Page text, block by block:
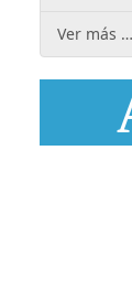
Ver más …